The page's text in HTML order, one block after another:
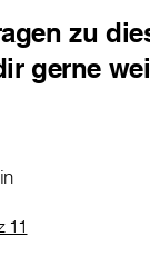
zu
gerne
11